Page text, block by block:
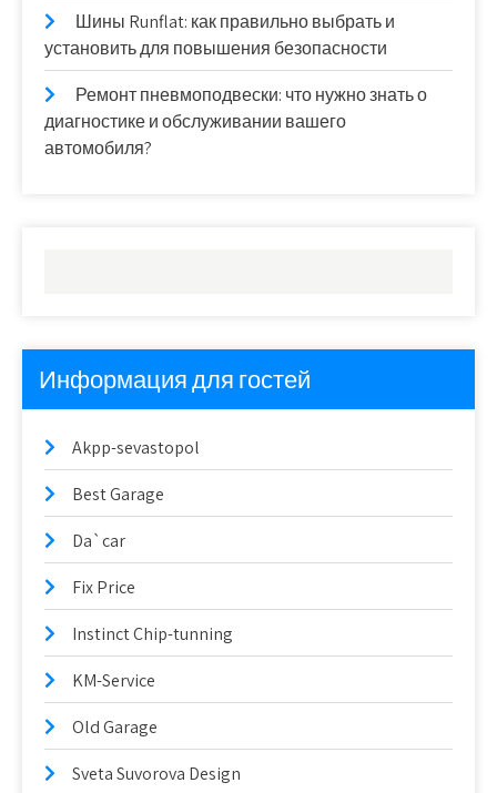
Шины Runflat: как правильно выбрать и
установить для повышения безопасности
Ремонт пневмоподвески: что нужно знать о
диагностике и обслуживании вашего
автомобиля?
Информация для гостей
Akpp-sevastopol
Best Garage
Da`car
Fix Price
Instinct Chip-tunning
KM-Service
Old Garage
Sveta Suvorova Design